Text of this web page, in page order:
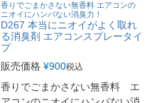
香りでごまかさない無香料 エアコンの
ニオイにハンパない消臭力！
D267 本当にニオイがよく取れ
る消臭剤 エアコンスプレータイ
プ
販売価格 ¥900税込
香りでごまかさない無香料 エ